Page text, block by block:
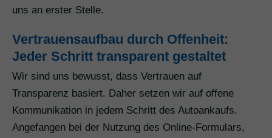
uns an erster Stelle.
Vertrauensaufbau durch Offenheit:
Jeder Schritt transparent gestaltet
Wir sind uns bewusst, dass Vertrauen auf
Transparenz basiert. Daher setzen wir auf offene
Kommunikation in jedem Schritt des Autoankaufs.
Angefangen bei der Nutzung des Online-Formulars,